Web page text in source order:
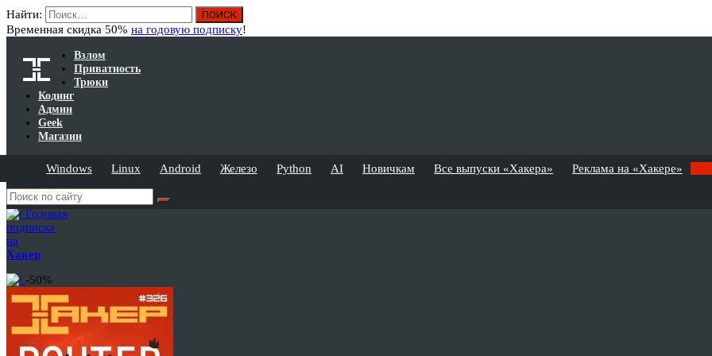
Найти:
Временная скидка 50% на годовую подписку!
Взлом
Приватность
Трюки
Кодинг
Админ
Geek
Магазин
Windows Linux Android Железо Python AI Новичкам Все выпуски «Хакера» Реклама на «Хакере»
Годовая
подписка
на
Хакер
-50%